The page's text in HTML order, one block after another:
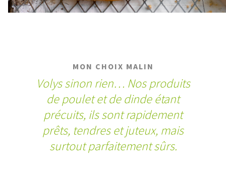
MON CHOIX MALIN
Volys sinon rien… Nos produits
de poulet et de dinde étant
précuits, ils sont rapidement
prêts, tendres et juteux, mais
surtout parfaitement sûrs.